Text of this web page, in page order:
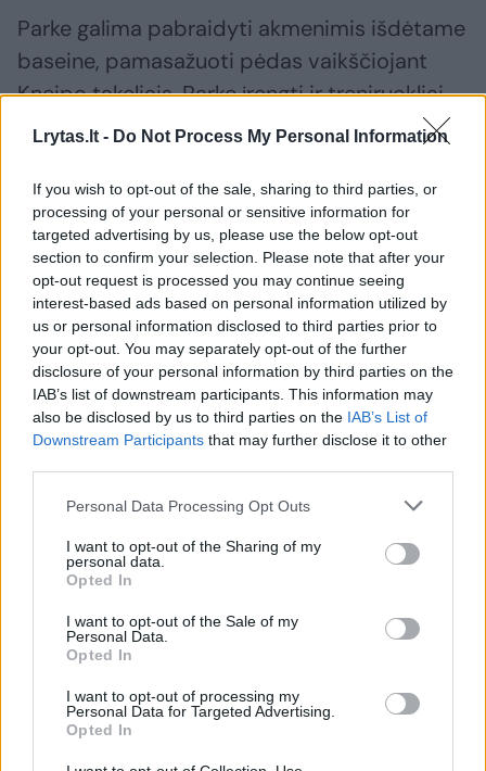
Lrytas.lt - Do Not Process My Personal Information
If you wish to opt-out of the sale, sharing to third parties, or
processing of your personal or sensitive information for
targeted advertising by us, please use the below opt-out
section to confirm your selection. Please note that after your
opt-out request is processed you may continue seeing
interest-based ads based on personal information utilized by
us or personal information disclosed to third parties prior to
your opt-out. You may separately opt-out of the further
disclosure of your personal information by third parties on the
IAB’s list of downstream participants. This information may
also be disclosed by us to third parties on the IAB’s List of
Downstream Participants that may further disclose it to other
Personal Data Processing Opt Outs
I want to opt-out of the Sharing of my
personal data.
Opted In
I want to opt-out of the Sale of my
Personal Data.
Opted In
I want to opt-out of processing my
Personal Data for Targeted Advertising.
Opted In
Parke galima pabraidyti akmenimis išdėtame
baseine, pamasažuoti pėdas vaikščiojant
Kneipo takeliais. Parke įrengti ir treniruokliai,
pavėsinės.
Nuo liepos pradžios sveikuolius jau kviečia
vandens procedūrų kompleksas: vandens
kaskados, pirtys, jonų terapija, kai sėdint virš
krioklio įrengtoje patalpoje kvėpuojama jonų
prisotintu oru.
Tokia procedūra gydo ir stiprina kvėpavimo
takus, gerina kraujotaką.
I.Griniūtė paaiškino, kad dar liko atnaujinti
apie 30 proc. parko. Antrojo atnaujinimo
etapo metu numatoma įkurti amfiteatrą,
japonišką sodą, gėlynus.
Sveikatingumo parko Druskininkuose įkūrėja
– Lenkijos diktatoriaus Juzefo Pilsudskio